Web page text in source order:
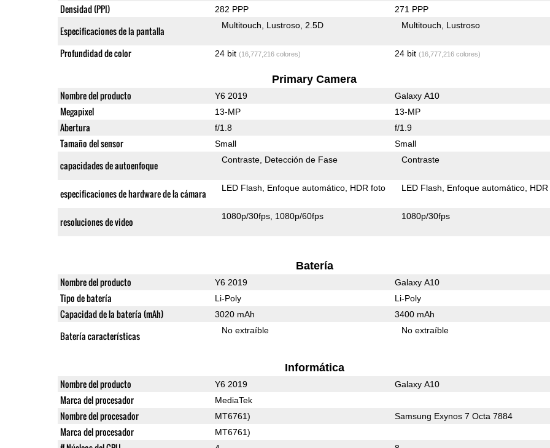
Densidad (PPI) 282 PPP 271 PPP
Especificaciones de la pantalla Multitouch Lustroso 2.5D Multitouch Lustroso
Profundidad de color 24 bit (16,777,216 colores) 24 bit (16,777,216 colores)
Primary Camera
Nombre del producto Y6 2019 Galaxy A10
Megapixel 13-MP 13-MP
Abertura f/1.8 f/1.9
Tamaño del sensor Small Small
capacidades de autoenfoque Contraste Detección de Fase Contraste
especificaciones de hardware de la cámara LED Flash Enfoque automático HDR foto LED Flash Enfoque automático
resoluciones de video 1080p/30fps 1080p/60fps 1080p/30fps
Batería
Nombre del producto Y6 2019 Galaxy A10
Tipo de batería Li-Poly Li-Poly
Capacidad de la batería (mAh) 3020 mAh 3400 mAh
Batería características No extraíble No extraíble
Informática
Nombre del producto Y6 2019 Galaxy A10
Marca del procesador MediaTek
Nombre del procesador MT6761) Samsung Exynos 7 Octa 7884
Marca del procesador MT6761)